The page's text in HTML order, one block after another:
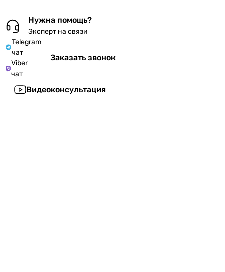
Нужна помощь?
Эксперт на связи
Telegram
чат
Viber
чат
Заказать звонок
Видеоконсультация